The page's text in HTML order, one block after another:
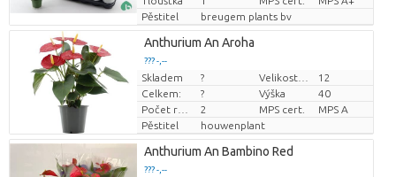
Pěstitel
breugem plants bv
Anthurium An Aroha
??? -,--
Cena za kus
Skladem ?
12
Celkem:
? Výška
40
Počet rostlin/hrnce
2 MPS cert.
MPS A
Pěstitel
houwenplant
Anthurium An Bambino Red
??? -,--